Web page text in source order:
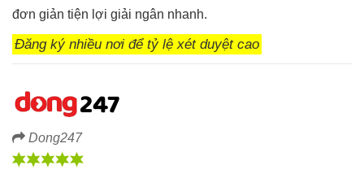
đơn giản tiện lợi giải ngân nhanh.
Đăng ký nhiều nơi để tỷ lệ xét duyệt cao
Dong247